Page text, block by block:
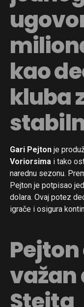
kao
kluba
Gari Pejton je
Voriorsima i tako
narednu sezonu.
Pejton je potpisao
dolara. Ovaj potez
igrače i osigura
važan